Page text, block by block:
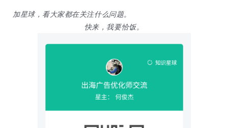
干
加星球，看大家都在关注什么问题。
快来，我要恰饭。